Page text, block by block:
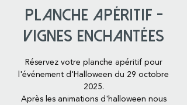
Planche apéritif -
Vignes enchantées
Réservez votre planche apéritif pour
l'événement d'Halloween du 29 octobre
2025.
Après les animations d'halloween nous